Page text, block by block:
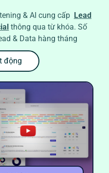
& AI cung cấp Lead
thông qua từ khóa. Số
& Data hàng tháng
động